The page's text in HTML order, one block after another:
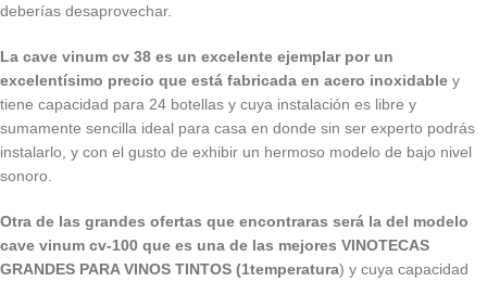
deberías desaprovechar.
La cave vinum cv 38 es un excelente ejemplar por un
excelentísimo precio que está fabricada en acero inoxidable y
tiene capacidad para 24 botellas y cuya instalación es libre y
sumamente sencilla ideal para casa en donde sin ser experto podrás
instalarlo, y con el gusto de exhibir un hermoso modelo de bajo nivel
sonoro.
Otra de las grandes ofertas que encontraras será la del modelo
cave vinum cv-100 que es una de las mejores VINOTECAS
GRANDES PARA VINOS TINTOS (1temperatura) y cuya capacidad